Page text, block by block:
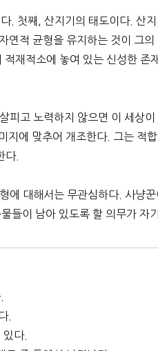
. 첫째, 산지기의 태도이다. 산
연적 균형을 유지하는 것이 그
재적소에 놓여 있는 신성한 존
피고 노력하지 않으면 이 세상
지에 맞추어 개조한다. 그는 적
다.
대해서는 무관심하다. 사냥
들이 남아 있도록 할 의무가 자
.
다.